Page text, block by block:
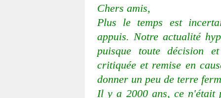
Chers amis,
Plus le temps est
appuis. Notre actualité
puisque toute décision
critiquée et remise en
donner un peu de terre
Il y a 2000 ans, ce n'était